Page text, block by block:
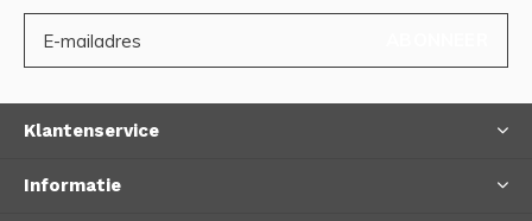
Klantenservice
Informatie